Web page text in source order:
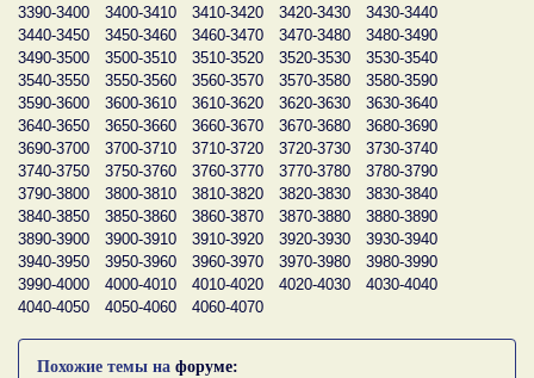
3390-3400
3400-3410 3410-3420 3420-3430
3430-3440
3440-3450
3450-3460 3460-3470 3470-3480
3480-3490
3490-3500
3500-3510 3510-3520 3520-3530
3530-3540
3540-3550
3550-3560 3560-3570 3570-3580
3580-3590
3590-3600
3600-3610 3610-3620 3620-3630
3630-3640
3640-3650
3650-3660 3660-3670 3670-3680
3680-3690
3690-3700
3700-3710 3710-3720 3720-3730
3730-3740
3740-3750
3750-3760 3760-3770 3770-3780
3780-3790
3790-3800
3800-3810 3810-3820 3820-3830
3830-3840
3840-3850
3850-3860 3860-3870 3870-3880
3880-3890
3890-3900
3900-3910 3910-3920 3920-3930
3930-3940
3940-3950
3950-3960 3960-3970 3970-3980
3980-3990
3990-4000
4000-4010 4010-4020 4020-4030
4030-4040
4040-4050
4050-4060 4060-4070
Похожие темы на форуме: